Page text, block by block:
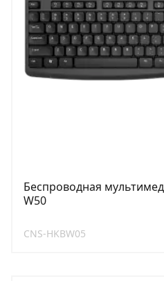
Беспроводная
W50
CNS-HKBW05